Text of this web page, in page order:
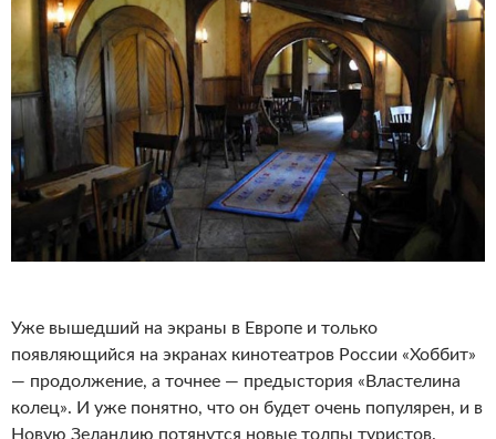
Уже вышедший на экраны в Европе и только
появляющийся на экранах кинотеатров России «Хоббит»
— продолжение, а точнее — предыстория «Властелина
колец». И уже понятно, что он будет очень популярен, и в
Новую Зеландию потянутся новые толпы туристов.